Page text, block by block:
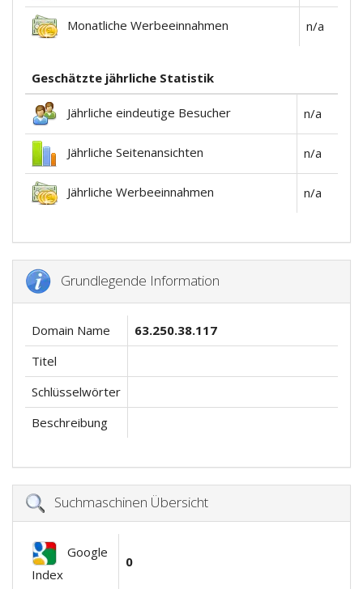
Monatliche Werbeeinnahmen n/a
Geschätzte jährliche Statistik
Jährliche eindeutige Besucher n/a
Jährliche Seitenansichten n/a
Jährliche Werbeeinnahmen n/a
Grundlegende Information
Domain Name
63.250.38.117
Titel
Schlüsselwörter
Beschreibung
Suchmaschinen Übersicht
Google
Index
0